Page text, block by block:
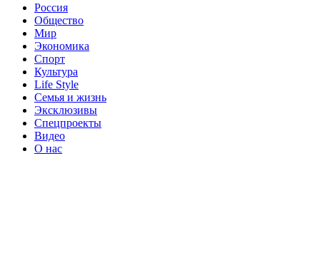
Россия
Общество
Мир
Экономика
Спорт
Культура
Life Style
Семья и жизнь
Эксклюзивы
Спецпроекты
Видео
О нас